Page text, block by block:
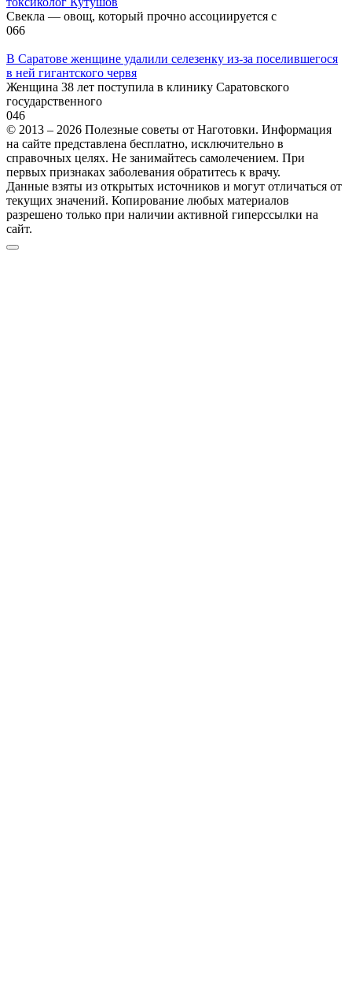
Свекла — овощ, который прочно ассоциируется с
066
В Саратове женщине удалили селезенку из-за поселившегося
в ней гигантского червя
Женщина 38 лет поступила в клинику Саратовского
государственного
046
© 2013 – 2026 Полезные советы от Наготовки. Информация
на сайте представлена бесплатно, исключительно в
справочных целях. Не занимайтесь самолечением. При
первых признаках заболевания обратитесь к врачу.
Данные взяты из открытых источников и могут отличаться от
текущих значений. Копирование любых материалов
разрешено только при наличии активной гиперссылки на
сайт.